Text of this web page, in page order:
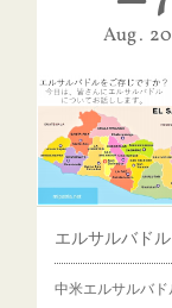
Aug
中米エルサルバド